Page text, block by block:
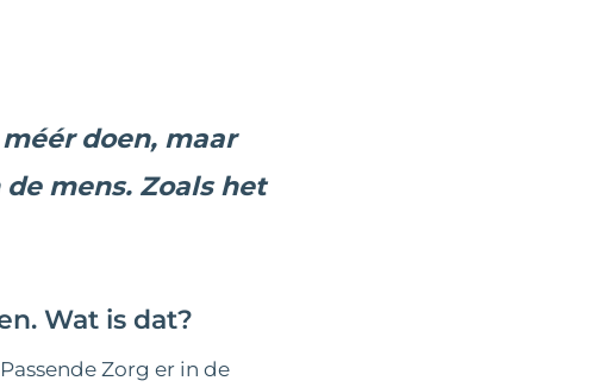
doen, maar
mens. Zoals het
Wat is dat?
Zorg er in de